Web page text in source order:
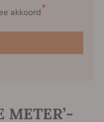
akkoord*
METER’-